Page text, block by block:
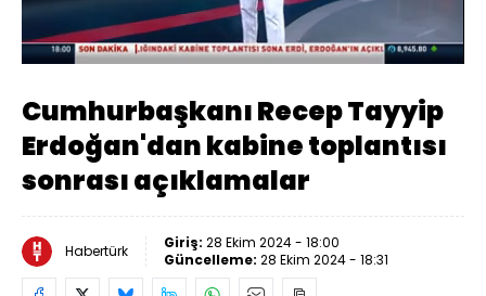
Sesi
Aç
Yüklendi
Oynatma
Hızı
Cumhurbaşkanı Recep Tayyip
Erdoğan'dan kabine toplantısı
sonrası açıklamalar
Habertürk Giriş: 28 Ekim 2024 - 18:00
Güncelleme: 28 Ekim 2024 - 18:31